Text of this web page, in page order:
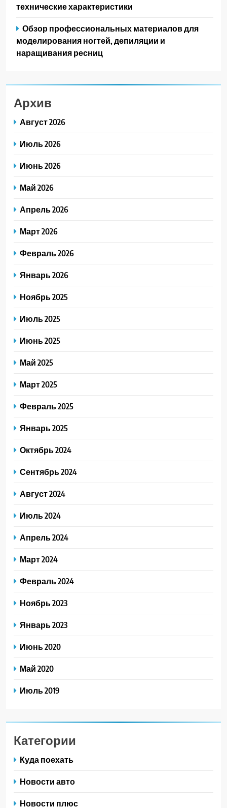
технические характеристики
Обзор профессиональных материалов для
моделирования ногтей, депиляции и
наращивания ресниц
Архив
Август 2026
Июль 2026
Июнь 2026
Май 2026
Апрель 2026
Март 2026
Февраль 2026
Январь 2026
Ноябрь 2025
Июль 2025
Июнь 2025
Май 2025
Март 2025
Февраль 2025
Январь 2025
Октябрь 2024
Сентябрь 2024
Август 2024
Июль 2024
Апрель 2024
Март 2024
Февраль 2024
Ноябрь 2023
Январь 2023
Июнь 2020
Май 2020
Июль 2019
Категории
Куда поехать
Новости авто
Новости плюс